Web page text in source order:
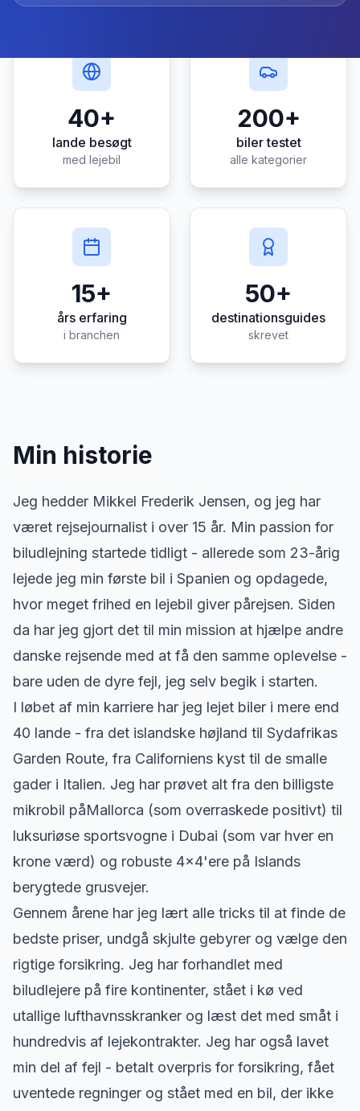
40+
lande besøgt
med lejebil
200+
biler testet
alle kategorier
15+
års erfaring
i branchen
50+
destinationsguides
skrevet
Min historie
Jeg hedder Mikkel Frederik Jensen, og jeg har
været rejsejournalist i over 15 år. Min passion for
biludlejning startede tidligt - allerede som 23-årig
lejede jeg min første bil i Spanien og opdagede,
hvor meget frihed en lejebil giver pårejsen. Siden
da har jeg gjort det til min mission at hjælpe andre
danske rejsende med at få den samme oplevelse -
bare uden de dyre fejl, jeg selv begik i starten.
I løbet af min karriere har jeg lejet biler i mere end
40 lande - fra det islandske højland til Sydafrikas
Garden Route, fra Californiens kyst til de smalle
gader i Italien. Jeg har prøvet alt fra den billigste
mikrobil påMallorca (som overraskede positivt) til
luksuriøse sportsvogne i Dubai (som var hver en
krone værd) og robuste 4x4'ere på Islands
berygtede grusvejer.
Gennem årene har jeg lært alle tricks til at finde de
bedste priser, undgå skjulte gebyrer og vælge den
rigtige forsikring. Jeg har forhandlet med
biludlejere på fire kontinenter, stået i kø ved
utallige lufthavnsskranker og læst det med småt i
hundredvis af lejekontrakter. Jeg har også lavet
min del af fejl - betalt overpris for forsikring, fået
uventede regninger og stået med en bil, der ikke